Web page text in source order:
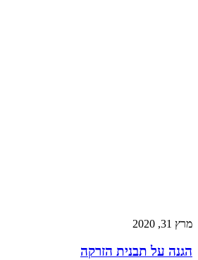
מרץ 31, 2020
הגנה על תבנית הזרקה